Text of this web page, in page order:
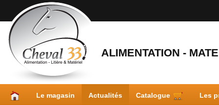
ALIMENTATION -
Le magasin Actualités Catalogue Les